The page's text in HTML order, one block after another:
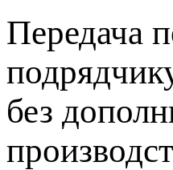
Передача
без